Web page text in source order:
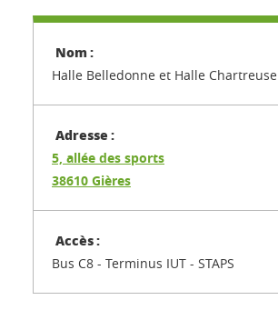
Halle Belledonne et Halle Chartreuse
5, allée des sports
38610 Gières
Bus C8 - Terminus IUT - STAPS